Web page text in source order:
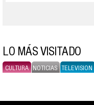
LO MÁS VISITADO
CULTURA NOTICIAS TELEVISION